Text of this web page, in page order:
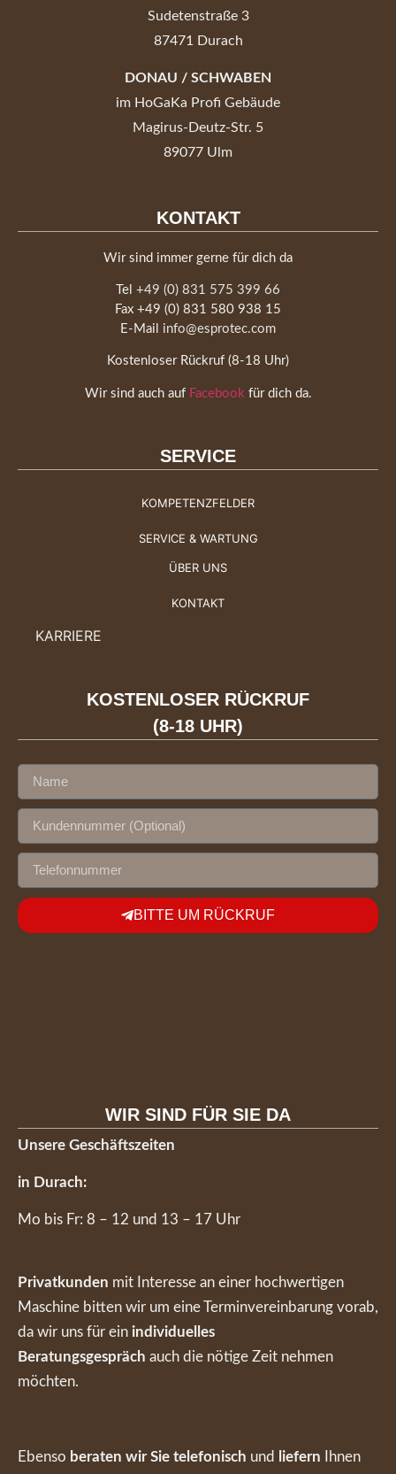
Sudetenstraße 3
87471 Durach
DONAU / SCHWABEN
im HoGaKa Profi Gebäude
Magirus-Deutz-Str. 5
89077 Ulm
KONTAKT
Wir sind immer gerne für dich da
Tel +49 (0) 831 575 399 66
Fax +49 (0) 831 580 938 15
E-Mail
info@esprotec.com
Kostenloser Rückruf (8-18 Uhr)
Wir sind auch auf Facebook für dich da.
SERVICE
KOMPETENZFELDER
SERVICE & WARTUNG
ÜBER UNS
KONTAKT
KARRIERE
KOSTENLOSER RÜCKRUF
(8-18 UHR)
BITTE UM RÜCKRUF
WIR SIND FÜR SIE DA
Unsere Geschäftszeiten
in Durach:
Mo bis Fr: 8 – 12 und 13 – 17 Uhr
Privatkunden mit Interesse an einer hochwertigen
Maschine bitten wir um eine Terminvereinbarung vorab,
da wir uns für ein individuelles
Beratungsgespräch auch die nötige Zeit nehmen
möchten.
Ebenso beraten wir Sie telefonisch und liefern Ihnen